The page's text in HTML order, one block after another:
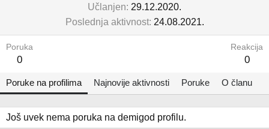
Učlanjen 29.12.2020.
Poslednja aktivnost 24.08.2021.
Poruka
0
Reakcija
0
Poruke na profilima Najnovije aktivnosti Poruke O članu
Još uvek nema poruka na demigod profilu.